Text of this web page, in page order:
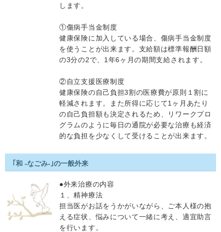
します。
①傷病手当金制度
健康保険に加入している場合、傷病手当金制度
を使うことが出来ます。支給額は標準報酬日額
の3分の2で、1年6ヶ月の期間支給されます。
②自立支援医療制度
健康保険の自己負担3割の医療費が原則１割に
軽減されます。また所得に応じて1ヶ月あたり
の自己負担額も決定されるため、リワークプロ
グラムのように毎日の通院が必要な治療も経済
的な負担を少なくして受けることが出来ます。
｢和 -なごみ-｣の一般外来
●外来治療の内容
１、精神療法
担当医がお話をうかがいながら、ご本人様の抱
える症状、悩みについて一緒に考え、適宜助言
を行います。